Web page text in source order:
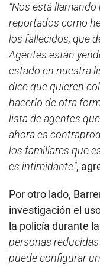
“Nos está
reportados como
los fallecidos, que
Agentes están
estado en nuestra
dice que quieren
hacerlo de otra
lista de agentes
ahora es
los familiares que
es intimidante”,
Por otro lado,
investigación el
la policía durante
personas
puede configurar